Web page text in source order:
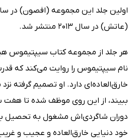
(عاتش) در سال 2013 منتشر شد.
هر جلد از مجموعه کتاب سیپتیموس
نام سیپتیموس را روایت می‌کند که
خارق‌العاده‌ای دارد. او تصمیم گرفته
ببیند، از این روی موظف شده تا هفت
دوران شاگردی‌اش مشغول به تحصیل
خود دنیایی خارق‌العاده و عجیب و